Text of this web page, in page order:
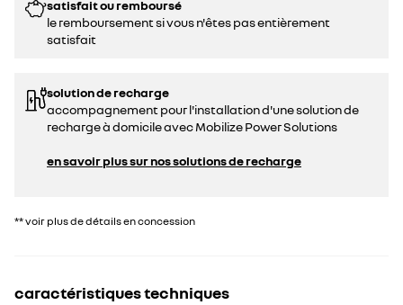
satisfait ou remboursé
le remboursement si vous n'êtes pas entièrement
satisfait
solution de recharge
accompagnement pour l'installation d'une solution de
recharge à domicile avec Mobilize Power Solutions
en savoir plus sur nos solutions de recharge
** voir plus de détails en concession
caractéristiques techniques